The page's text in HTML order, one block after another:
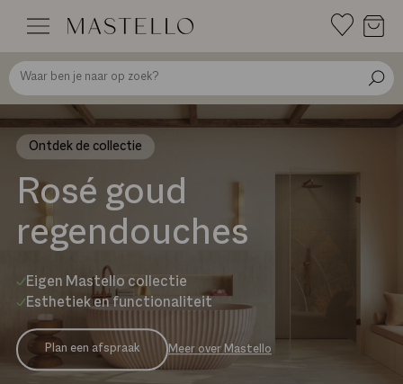
inhoud
Ontdek de collectie
Rosé goud
regendouches
Eigen Mastello collectie
Esthetiek en functionaliteit
Plan een afspraak Meer over Mastello